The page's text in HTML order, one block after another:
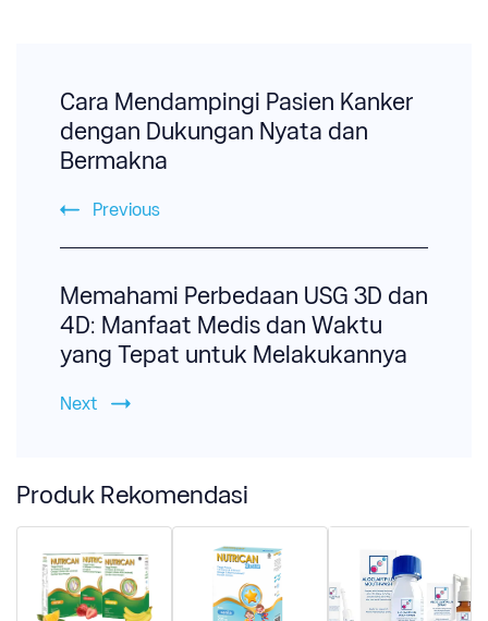
Navigation
Cara Mendampingi Pasien Kanker
dengan Dukungan Nyata dan
Bermakna
Previous
Memahami Perbedaan USG 3D dan
4D: Manfaat Medis dan Waktu
yang Tepat untuk Melakukannya
Next
Produk Rekomendasi